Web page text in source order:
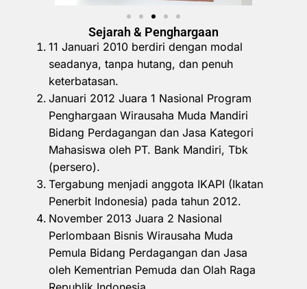
Sejarah & Penghargaan
11 Januari 2010 berdiri dengan modal
seadanya, tanpa hutang, dan penuh
keterbatasan.
Januari 2012 Juara 1 Nasional Program
Penghargaan Wirausaha Muda Mandiri
Bidang Perdagangan dan Jasa Kategori
Mahasiswa oleh PT. Bank Mandiri, Tbk
(persero).
Tergabung menjadi anggota IKAPI (Ikatan
Penerbit Indonesia) pada tahun 2012.
November 2013 Juara 2 Nasional
Perlombaan Bisnis Wirausaha Muda
Pemula Bidang Perdagangan dan Jasa
oleh Kementrian Pemuda dan Olah Raga